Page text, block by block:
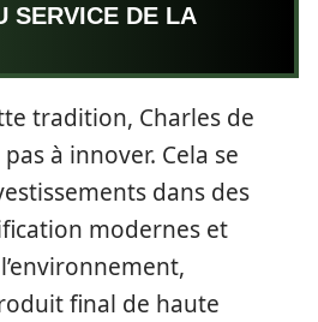
SERVICE DE LA
tradition, Charles de
à innover. Cela se
dans des
modernes et
final de haute